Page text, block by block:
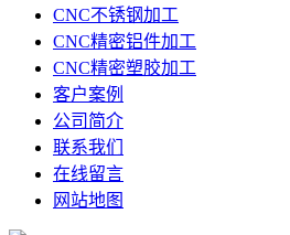
CNC不锈钢加工
CNC精密铝件加工
CNC精密塑胶加工
客户案例
公司简介
联系我们
在线留言
网站地图